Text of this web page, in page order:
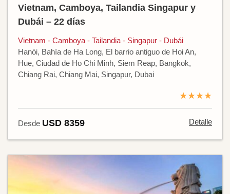
Vietnam, Camboya, Tailandia Singapur y
Dubái – 22 días
Vietnam - Camboya - Tailandia - Singapur - Dubái
Hanói, Bahía de Ha Long, El barrio antiguo de Hoi An,
Hue, Ciudad de Ho Chi Minh, Siem Reap, Bangkok,
Chiang Rai, Chiang Mai, Singapur, Dubai
★★★★
Desde USD 8359 Detalle